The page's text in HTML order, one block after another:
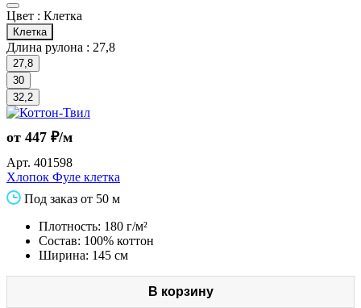
Цвет : Клетка
Клетка
Длина рулона : 27,8
27,8
30
32,2
от 447 ₽/м
Арт. 401598
Хлопок Фуле клетка
Под заказ от 50 м
Плотность: 180 г/м²
Состав: 100% коттон
Ширина: 145 см
В корзину